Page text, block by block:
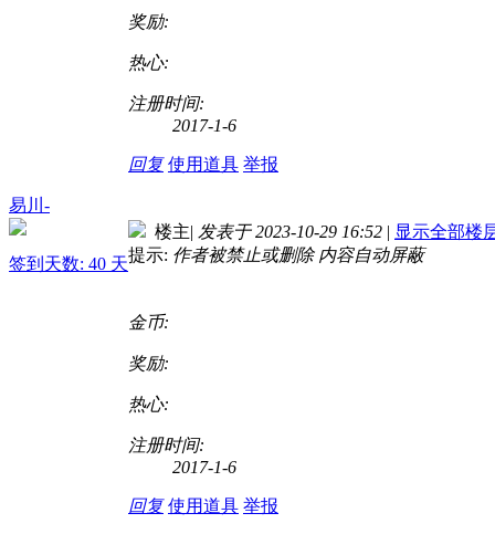
奖励:
热心:
注册时间:
2017-1-6
回复 使用道具 举报
易川-
签到天数: 40 天
楼主| 发表于 2023-10-29 16:52 | 显示全部楼
提示: 作者被禁止或删除 内容自动屏蔽
金币:
奖励:
热心:
注册时间:
2017-1-6
回复 使用道具 举报